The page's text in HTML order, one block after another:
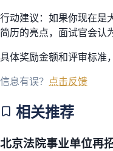
行动建议：如果你现在是
简历的亮点，面试官会认
具体奖励金额和评审标准
信息有误？ 点击反馈
相关推荐
北京法院事业单位再